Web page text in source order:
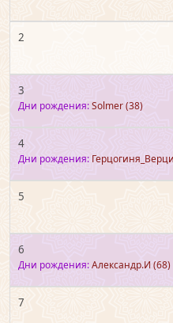
2
3
Дни рождения:Solmer(38)
4
Дни рождения:
5
6
Дни рождения:Александр.И (68)
7